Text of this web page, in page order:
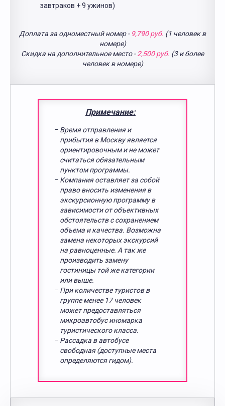
завтраков + 9 ужинов)
Доплата за одноместный номер - 9,790 руб. (1 человек в
номере)
Скидка на дополнительное место -2,500 руб. (3 и более
человек в номере)
Примечание:
Время отправления и
прибытия в Москву является
ориентировочным и не может
считаться обязательным
пунктом программы.
Компания оставляет за собой
право вносить изменения в
экскурсионную программу в
зависимости от объективных
обстоятельств с сохранением
объема и качества. Возможна
замена некоторых экскурсий
на равноценные. А так же
производить замену
гостиницы той же категории
или выше.
При количестве туристов в
группе менее 17 человек
может предоставляться
микроавтобус иномарка
туристического класса.
Рассадка в автобусе
свободная (доступные места
определяются гидом).